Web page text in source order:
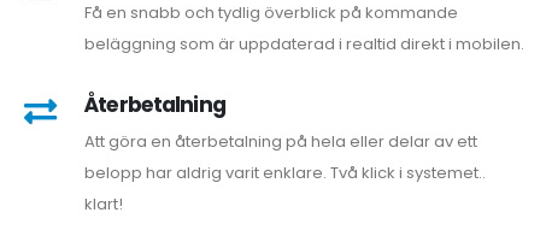
Få en snabb och tydlig överblick på kommande
beläggning som är uppdaterad i realtid direkt i mobilen.
Återbetalning
Att göra en återbetalning på hela eller delar av ett
belopp har aldrig varit enklare. Två klick i systemet..
klart!